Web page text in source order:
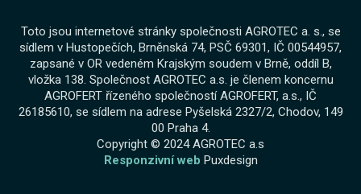
Toto jsou internetové stránky společnosti AGROTEC a. s., se
sídlem v Hustopečích, Brněnská 74, PSČ 69301, IČ 00544957,
zapsané v OR vedeném Krajským soudem v Brně, oddíl B,
vložka 138. Společnost AGROTEC a.s. je členem koncernu
AGROFERT řízeného společností AGROFERT, a.s., IČ
26185610, se sídlem na adrese Pyšelská 2327/2, Chodov, 149
00 Praha 4.
Copyright © 2024 AGROTEC a.s
Responzivní web Puxdesign